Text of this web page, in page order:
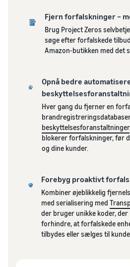
Succeshistorier
fra sælgere:
Med Amazons
rækkevidde og
værktøjer har
Skipper's
forvandlet
fiskebaseret
idé til en
blomstrende
virksomhed. En
sand historie, reel
vækst. Kunne du
være den næste?
Start med billige FBA-
takster
Sælg på tværs af
Kom ind på nye markeder
uden besvær
for dine
Find ud af taksterne for
Forsendelse via Amazon for
kvalificerede produkter med en
op til € 20.
salgsprogrammer
Opret din salgsstrategi med
Brandregistrering
Registrer dit brand hos
marketingværktøjer
Indkomstberegner
Beregn gebyrer og
omkostninger for et
produkt med forskellige
forsendelsesmetoder
Lagerstyring for
dummies
Gode råd til effektiv
Efterspurgte
produkter til
start af
Sådan sælger du
kæledyrsfoder
Sådan sælger du
kosttilskud online
Udvid dit onlinesalg af
kosttilskud
Fjern forfalskninger –
Brug Project Zeros
søge efter forfalskede
Amazon-butikken med det
Opnå bedre
Hver gang du fjerner en
beskyttelsesforanstaltninger
blokerer forfalskninger, før
og dine kunder.
Forebyg proaktivt
Kombiner øjeblikkelig
med serialisering med
der bruger unikke koder, der
forhindre, at forfalskede
tilbydes eller sælges til